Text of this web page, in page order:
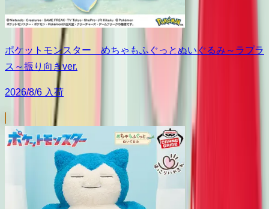
ポケットモンスター めちゃもふぐっとぬいぐるみ～ラプラ
ス～振り向きver.
2026/8/6 入荷